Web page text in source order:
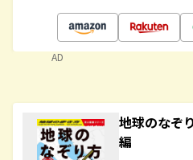
AD
地球のな
編